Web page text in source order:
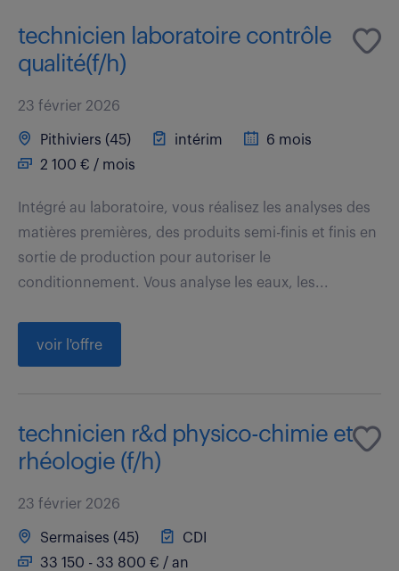
technicien laboratoire contrôle
qualité(f/h)
23 février 2026
Pithiviers (45) intérim
6 mois
2 100 € / mois
Intégré au laboratoire, vous réalisez les analyses des
matières premières, des produits semi-finis et finis en
sortie de production pour autoriser le
conditionnement. Vous analyse les eaux, les...
voir l'offre
technicien r&d physico-chimie et
rhéologie (f/h)
23 février 2026
Sermaises (45)
CDI
33 150 - 33 800 € / an